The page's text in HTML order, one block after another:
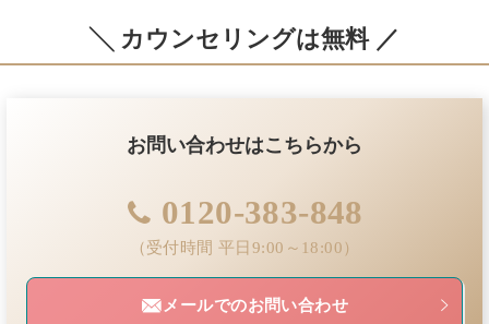
╲ カウンセリングは無料 ／
お問い合わせはこちらから
0120-383-848
（受付時間 平日9:00～18:00）
メールでのお問い合わせ